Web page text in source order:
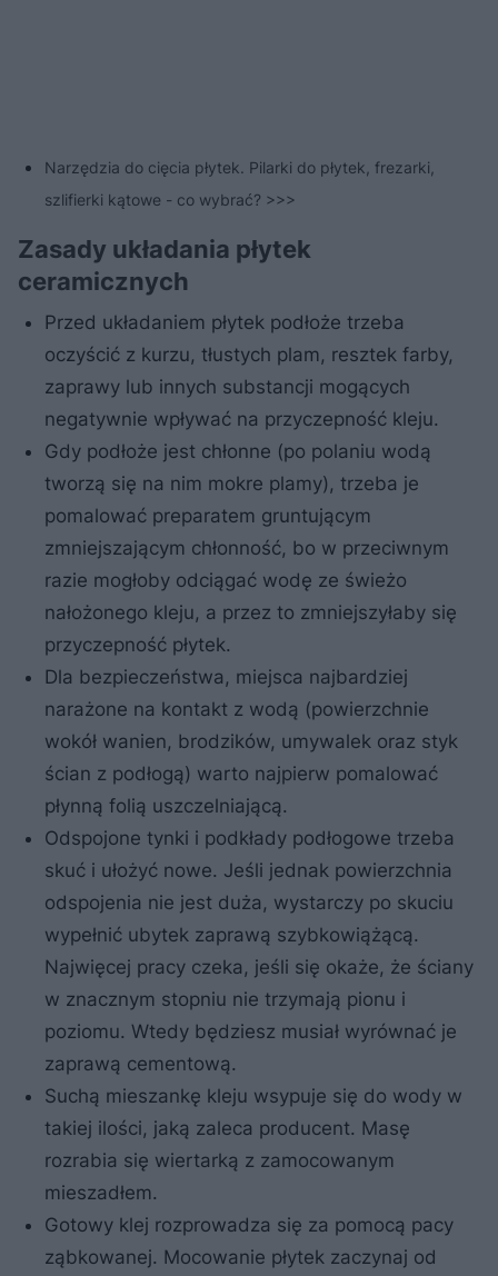
Narzędzia do cięcia płytek. Pilarki do płytek, frezarki,
szlifierki kątowe - co wybrać? >>>
Zasady układania płytek
ceramicznych
Przed układaniem płytek podłoże trzeba
oczyścić z kurzu, tłustych plam, resztek farby,
zaprawy lub innych substancji mogących
negatywnie wpływać na przyczepność kleju.
Gdy podłoże jest chłonne (po polaniu wodą
tworzą się na nim mokre plamy), trzeba je
pomalować preparatem gruntującym
zmniejszającym chłonność, bo w przeciwnym
razie mogłoby odciągać wodę ze świeżo
nałożonego kleju, a przez to zmniejszyłaby się
przyczepność płytek.
Dla bezpieczeństwa, miejsca najbardziej
narażone na kontakt z wodą (powierzchnie
wokół wanien, brodzików, umywalek oraz styk
ścian z podłogą) warto najpierw pomalować
płynną folią uszczelniającą.
Odspojone tynki i podkłady podłogowe trzeba
skuć i ułożyć nowe. Jeśli jednak powierzchnia
odspojenia nie jest duża, wystarczy po skuciu
wypełnić ubytek zaprawą szybkowiążącą.
Najwięcej pracy czeka, jeśli się okaże, że ściany
w znacznym stopniu nie trzymają pionu i
poziomu. Wtedy będziesz musiał wyrównać je
zaprawą cementową.
Suchą mieszankę kleju wsypuje się do wody w
takiej ilości, jaką zaleca producent. Masę
rozrabia się wiertarką z zamocowanym
mieszadłem.
Gotowy klej rozprowadza się za pomocą pacy
ząbkowanej. Mocowanie płytek zaczynaj od